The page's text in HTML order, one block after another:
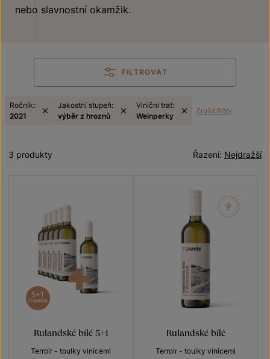
nebo slavnostní okamžik.
FILTROVAT
Ročník:
2021
Jakostní stupeň:
výběr z hroznů
Viniční trať:
Weinperky
Zrušit filtry
Nejdražší
Řazení:
3 produkty
5+1
ZDARMA
Rulandské bílé 5+1
Terroir - toulky vinicemi
Rulandské bílé
Terroir - toulky vinicemi